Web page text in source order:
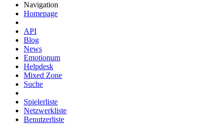
Navigation
Homepage
API
Blog
News
Emotionum
Helpdesk
Mixed Zone
Suche
Spielerliste
Netzwerkliste
Benutzerliste